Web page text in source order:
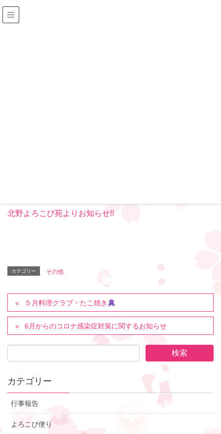
北野よろこび苑よりお知らせ!!
カテゴリー その他
５月料理クラブ・たこ焼き
6月からのコロナ感染症対策に関するお知らせ
カテゴリー
行事報告
よろこび便り